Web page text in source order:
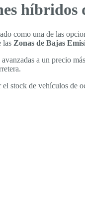
como una de las
las Zonas de Bajas
a un precio
stock de vehículos